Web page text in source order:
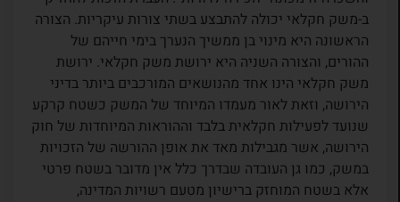
ב-משק חקלאי יכולה להתבצע בשתי צורות עיקריות. הצורה
הראשונה היא מינוי בן ממשיך הנערך בימי חייהם של
ההורים, והצורה השניה היא ירושת משק חקלאי. ירושת
משק חקלאי הינו אחד מהנושאים המורכבים ביותר בדיני
הירושה, וזאת לאור מעמדו המיוחד של המשק כשטח קרקע
שנועד לפעילות חקלאית בלבד וההוראות המיוחדות של חוק
הירושה, אשר מגבילות מאד את אופן ההורשה של הזכויות
במשק, כמו גן העובדה שבדרך כלל אין מדובר בשטח פרטי
אלא בשטח המוחזק ברישיון מטעם רשויות המדינה,